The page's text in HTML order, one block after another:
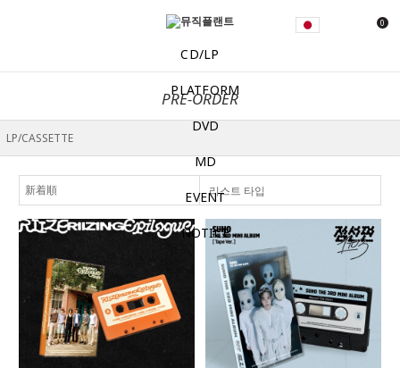
0
CD/LP
PLATFORM
DVD
MD
EVENT
NOTICE
PRE-ORDER
리스트 타입